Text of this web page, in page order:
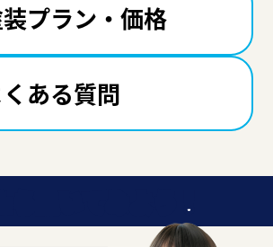
プラン・価格
ある質問
ら聞いてみよう！